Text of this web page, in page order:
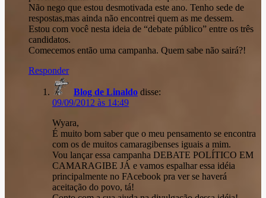
Não nego que estou desmotivada este ano. Tenho sede de
respostas,mas ainda não encontrei quem as me dessem.
Estou com você nesta ideia de “debate público” entre os três
candidatos.
Comecemos então uma campanha. Quem sabe não sairá?!
Responder
Blog de Linaldo disse:
09/09/2012 às 14:49
Wyara,
É muito bom saber que o meu pensamento se encontra
com os de muitos camaragibenses iguais a mim.
Vou lançar essa campanha DEBATE POLÍTICO EM
CAMARAGIBE JÁ e vamos espalhar essa idéia
principalmente no FAcebook pra ver se haverá
aceitação do povo, tá!